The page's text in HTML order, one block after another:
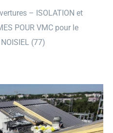
– ISOLATION et
POUR VMC pour le
(77)